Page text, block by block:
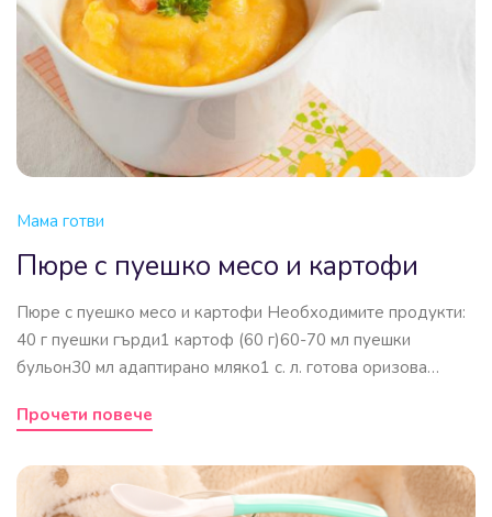
Мама готви
Пюре с пуешко месо и картофи
Пюре с пуешко месо и картофи Необходимите продукти:
40 г пуешки гърди1 картоф (60 г)60-70 мл пуешки
бульон30 мл адаптирано мляко1 с. л. готова оризова…
Прочети повече